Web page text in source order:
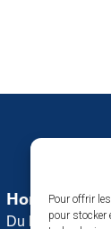
Pour offrir
pour stocker
Horaires
Du lundi au